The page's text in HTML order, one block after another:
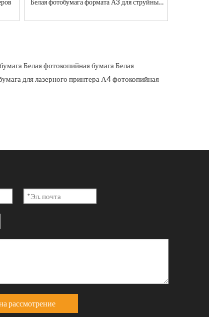
Белая фотобумага формата А3 для струйных
Белая фотокопийная бумага Белая
для лазерного принтера А4 фотокопийная
рассмотрение